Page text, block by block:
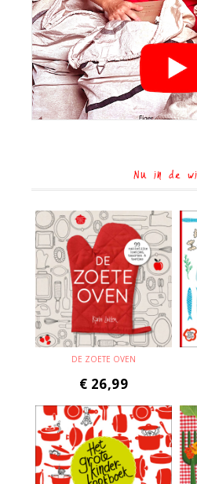
Nu in de
DE ZOETE OVEN
€ 26,99